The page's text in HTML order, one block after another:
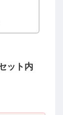
ット内